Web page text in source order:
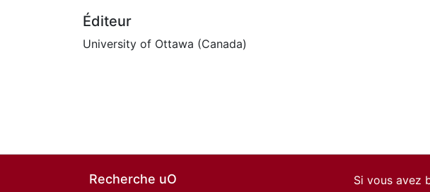
Éditeur
University of Ottawa (Canada)
Recherche uO
Si vous avez